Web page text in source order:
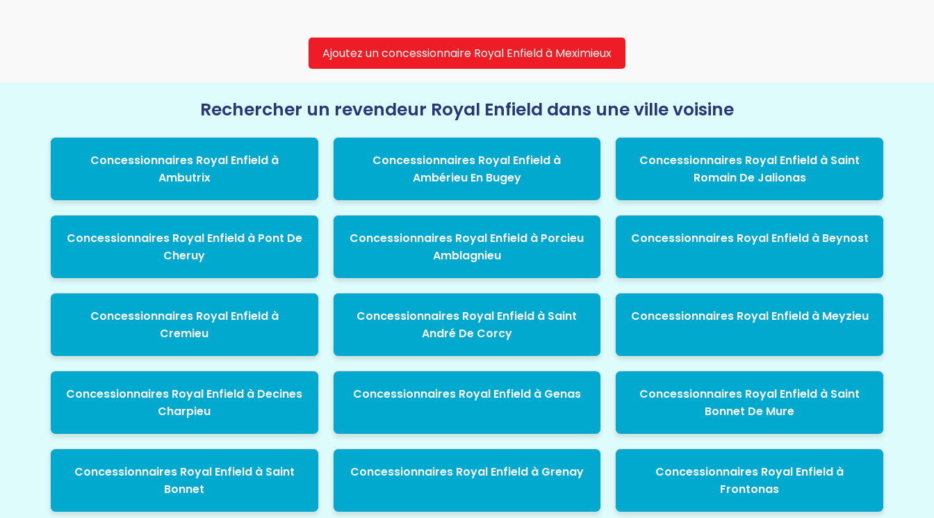
Ajoutez un concessionnaire Royal Enfield à Meximieux
Rechercher un revendeur Royal Enfield dans une ville voisine
Concessionnaires Royal Enfield à
Ambutrix
Concessionnaires Royal Enfield à
Ambérieu En Bugey
Concessionnaires Royal Enfield à Saint
Romain De Jalionas
Concessionnaires Royal Enfield à Pont De
Cheruy
Concessionnaires Royal Enfield à Porcieu
Amblagnieu
Concessionnaires Royal Enfield à Beynost
Concessionnaires Royal Enfield à
Cremieu
Concessionnaires Royal Enfield à Saint
André De Corcy
Concessionnaires Royal Enfield à Meyzieu
Concessionnaires Royal Enfield à Decines
Charpieu
Concessionnaires Royal Enfield à Genas
Concessionnaires Royal Enfield à Saint
Bonnet De Mure
Concessionnaires Royal Enfield à Saint
Bonnet
Concessionnaires Royal Enfield à Grenay
Concessionnaires Royal Enfield à
Frontonas